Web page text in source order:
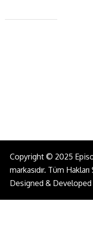
+90 543 345 46 00
Copyright © 2025
markasıdır. Tüm Hakları
Designed & Developed